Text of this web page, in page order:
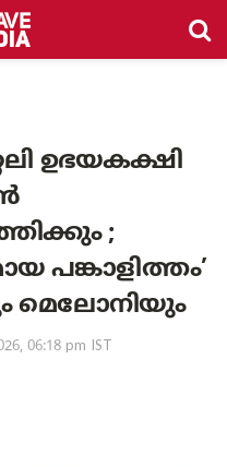
ഉഭയകക്ഷി
;
പങ്കാളിത്തം’
മെലോനിയും
06:18 pm IST